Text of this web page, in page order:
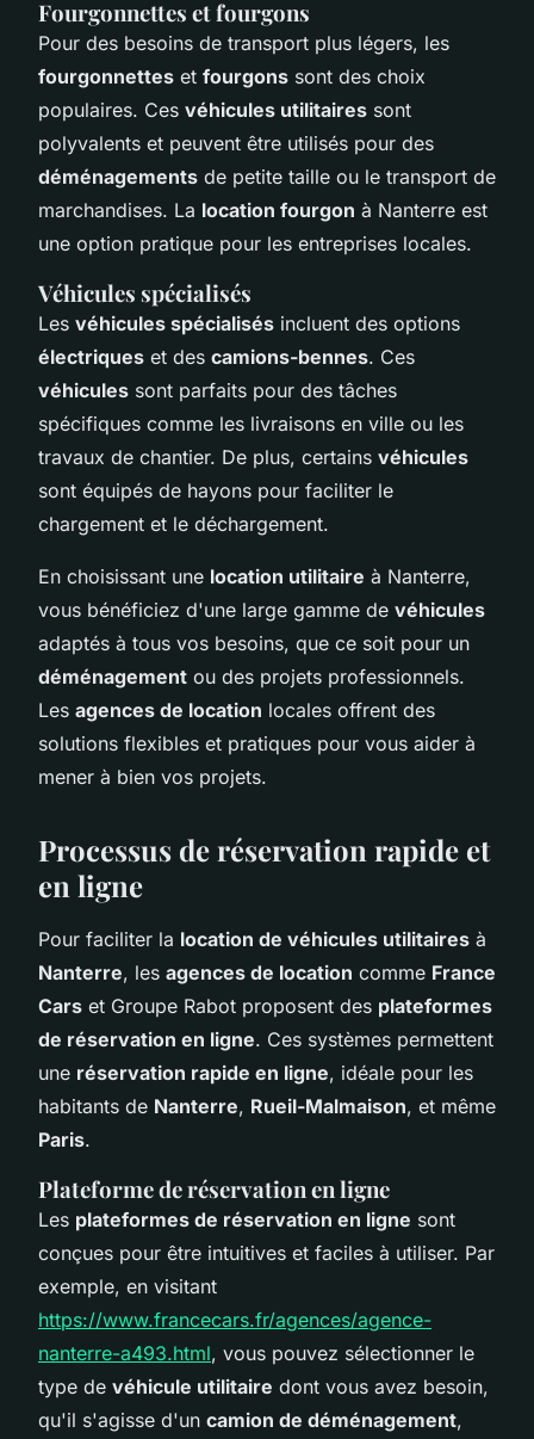
Fourgonnettes et fourgons
Pour des besoins de transport plus légers, les
fourgonnettes et fourgons sont des choix
populaires. Ces véhicules utilitaires sont
polyvalents et peuvent être utilisés pour des
déménagements de petite taille ou le transport de
marchandises. La location fourgon à Nanterre est
une option pratique pour les entreprises locales.
Véhicules spécialisés
Les véhicules spécialisés incluent des options
électriques et des camions-bennes. Ces
véhicules sont parfaits pour des tâches
spécifiques comme les livraisons en ville ou les
travaux de chantier. De plus, certains véhicules
sont équipés de hayons pour faciliter le
chargement et le déchargement.
En choisissant une location utilitaire à Nanterre,
vous bénéficiez d'une large gamme de véhicules
adaptés à tous vos besoins, que ce soit pour un
déménagement ou des projets professionnels.
Les agences de location locales offrent des
solutions flexibles et pratiques pour vous aider à
mener à bien vos projets.
Processus de réservation rapide et
en ligne
Pour faciliter la location de véhicules utilitaires à
Nanterre, les agences de location comme France
Cars et Groupe Rabot proposent des plateformes
de réservation en ligne. Ces systèmes permettent
une réservation rapide en ligne, idéale pour les
habitants de Nanterre, Rueil-Malmaison, et même
Paris.
Plateforme de réservation en ligne
Les plateformes de réservation en ligne sont
conçues pour être intuitives et faciles à utiliser. Par
exemple, en visitant
https://www.francecars.fr/agences/agence-
nanterre-a493.html, vous pouvez sélectionner le
type de véhicule utilitaire dont vous avez besoin,
qu'il s'agisse d'un camion de déménagement,